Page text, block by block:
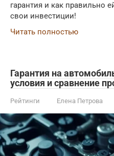
гарантия и как правильно
свои инвестиции!
Читать полностью
Гарантия на
условия и сравнение
Рейтинги Елена Петрова